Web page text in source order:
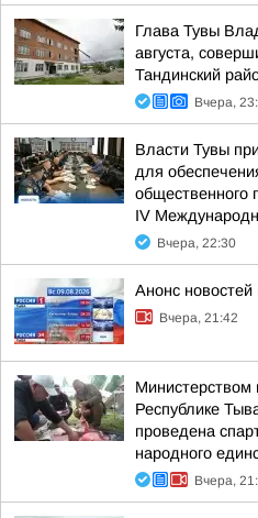
Глава Тувы
августа,
Тандинский
Вчера,
Власти Тувы
для
общественного
IV
Вчера, 22:30
Анонс
Вчера, 21:42
Министерством
Республике
проведена
народного
Вчера,